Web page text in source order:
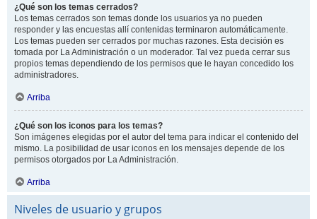
¿Qué son los temas cerrados?
Los temas cerrados son temas donde los usuarios ya no pueden
responder y las encuestas allí contenidas terminaron automáticamente.
Los temas pueden ser cerrados por muchas razones. Esta decisión es
tomada por La Administración o un moderador. Tal vez pueda cerrar sus
propios temas dependiendo de los permisos que le hayan concedido los
administradores.
Arriba
¿Qué son los iconos para los temas?
Son imágenes elegidas por el autor del tema para indicar el contenido del
mismo. La posibilidad de usar iconos en los mensajes depende de los
permisos otorgados por La Administración.
Arriba
Niveles de usuario y grupos